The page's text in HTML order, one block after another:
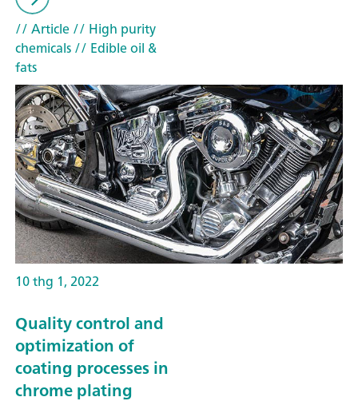
// Article// High purity
chemicals// Edible oil &
fats
10 thg 1, 2022
Quality control and
optimization of
coating processes in
chrome plating